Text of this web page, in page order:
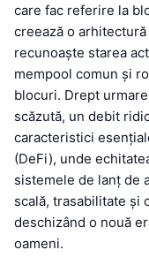
care fac referire la
creează o
recunoaște starea
mempool comun și
blocuri. Drept
scăzută, un debit
caracteristici
(DeFi), unde
sistemele de lanț de
scală, trasabilitate și
deschizând o nouă
oameni.